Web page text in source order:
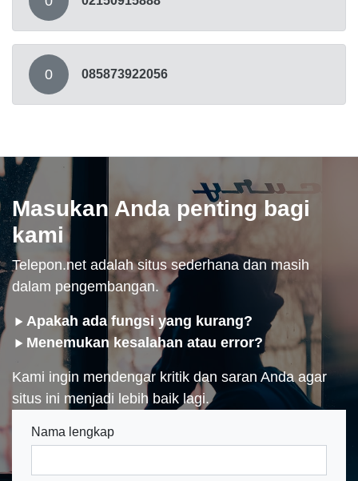
0 085873922056
Masukan Anda penting bagi
kami
Telepon.net adalah situs sederhana dan masih
dalam pengembangan.
Apakah ada fungsi yang kurang?
Menemukan kesalahan atau error?
Kami ingin mendengar kritik dan saran Anda agar
situs ini menjadi lebih baik lagi.
Nama lengkap